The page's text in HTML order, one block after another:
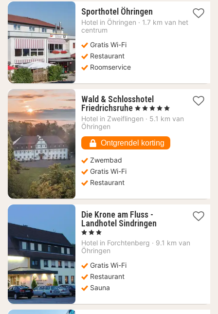
Sporthotel Öhringen1
nacht
Hotel in Öhringen · 1.7 km van het
centrum
Gratis Wi-Fi
Restaurant
Roomservice
Wald & Schlosshotel
Friedrichsruhe 1
nacht
vanaf
€
, 5 Sterren
Hotel in Zweiflingen · 5.1 km van
Öhringen
Ontgrendel korting
Zwembad
Gratis Wi-Fi
Restaurant
Die Krone am Fluss -
Landhotel Sindringen1
vanaf
, 3 Sterren
Hotel in Forchtenberg · 9.1 km van
Öhringen
Gratis Wi-Fi
Restaurant
Sauna